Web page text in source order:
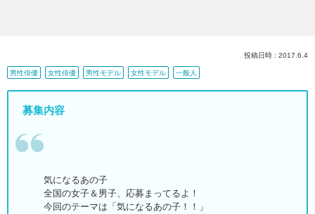
投稿日時 : 2017.6.4
男性俳優 女性俳優 男性モデル 女性モデル 一般人
募集内容
気になるあの子
全国の女子＆男子、応募まってるよ！
今回のテーマは「気になるあの子！！」